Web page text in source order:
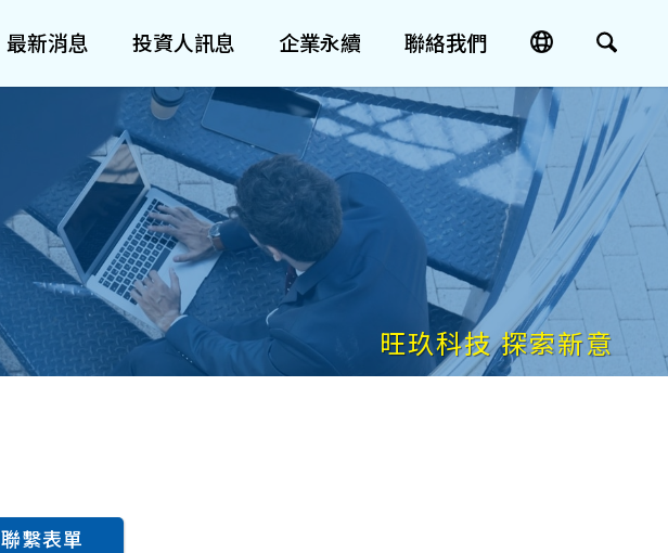
最新消息 投資人訊息 企業永續 聯絡我們
聯繫表單